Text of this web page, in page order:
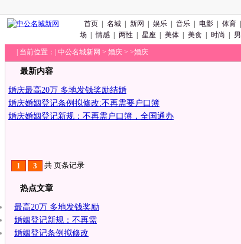
首页
名城 新网 娱乐 音乐 电影 体育
场
情感 两性 星座 美体 美食 时尚
当前位置：| 中公名城新网 > 婚庆 > >婚庆
最新内容
婚庆最高20万 多地发钱奖励结婚
婚庆婚姻登记条例拟修改:不再需要户口簿
婚庆婚姻登记新规：不再需户口簿，全国通办
共
1 页
3 条记录
热点文章
最高20万 多地发钱奖励
婚姻登记新规：不再需
婚姻登记条例拟修改